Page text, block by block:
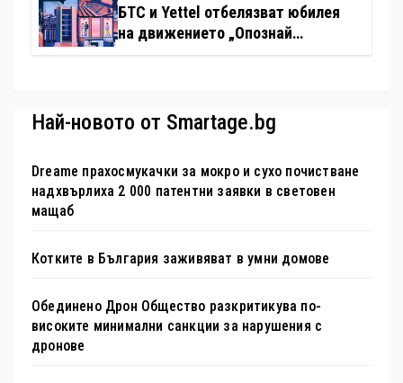
БТС и Yettel отбелязват юбилея
на движението „Опознай
Най-новото от Smartage.bg
Dreame прахосмукачки за мокро и сухо почистване
надхвърлиха 2 000 патентни заявки в световен
мащаб
Котките в България заживяват в умни домове
Обединено Дрон Общество разкритикува по-
високите минимални санкции за нарушения с
дронове